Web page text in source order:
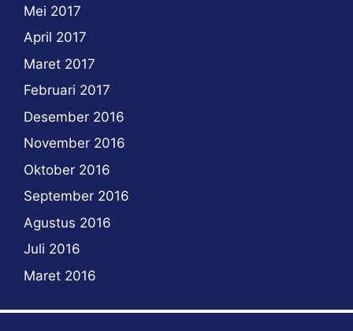
Mei 2017
April 2017
Maret 2017
Februari 2017
Desember 2016
November 2016
Oktober 2016
September 2016
Agustus 2016
Juli 2016
Maret 2016